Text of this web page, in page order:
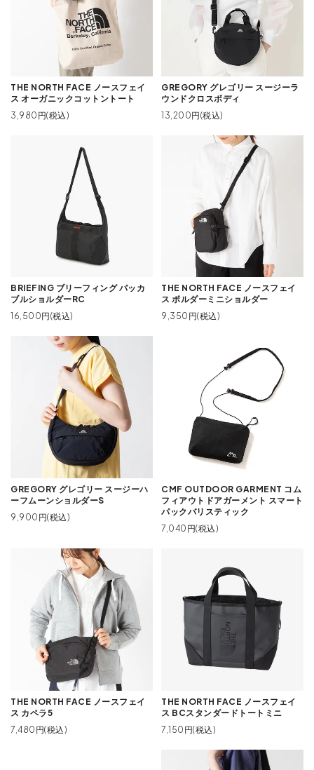
THE NORTH FACE ノースフェイ
ス オーガニックコットントート
3,980円(税込)
GREGORY グレゴリー スージーラ
ウンドクロスボディ
13,200円(税込)
BRIEFING ブリーフィング パッカ
ブルショルダーRC
16,500円(税込)
THE NORTH FACE ノースフェイ
ス ボルダーミニショルダー
9,350円(税込)
GREGORY グレゴリー スージーハ
ーフムーンショルダーS
9,900円(税込)
CMF OUTDOOR GARMENT コム
フィアウトドアガーメント スマート
パックバリスティック
7,040円(税込)
THE NORTH FACE ノースフェイ
ス カペラ5
7,480円(税込)
THE NORTH FACE ノースフェイ
ス BCスタンダードトートミニ
7,150円(税込)